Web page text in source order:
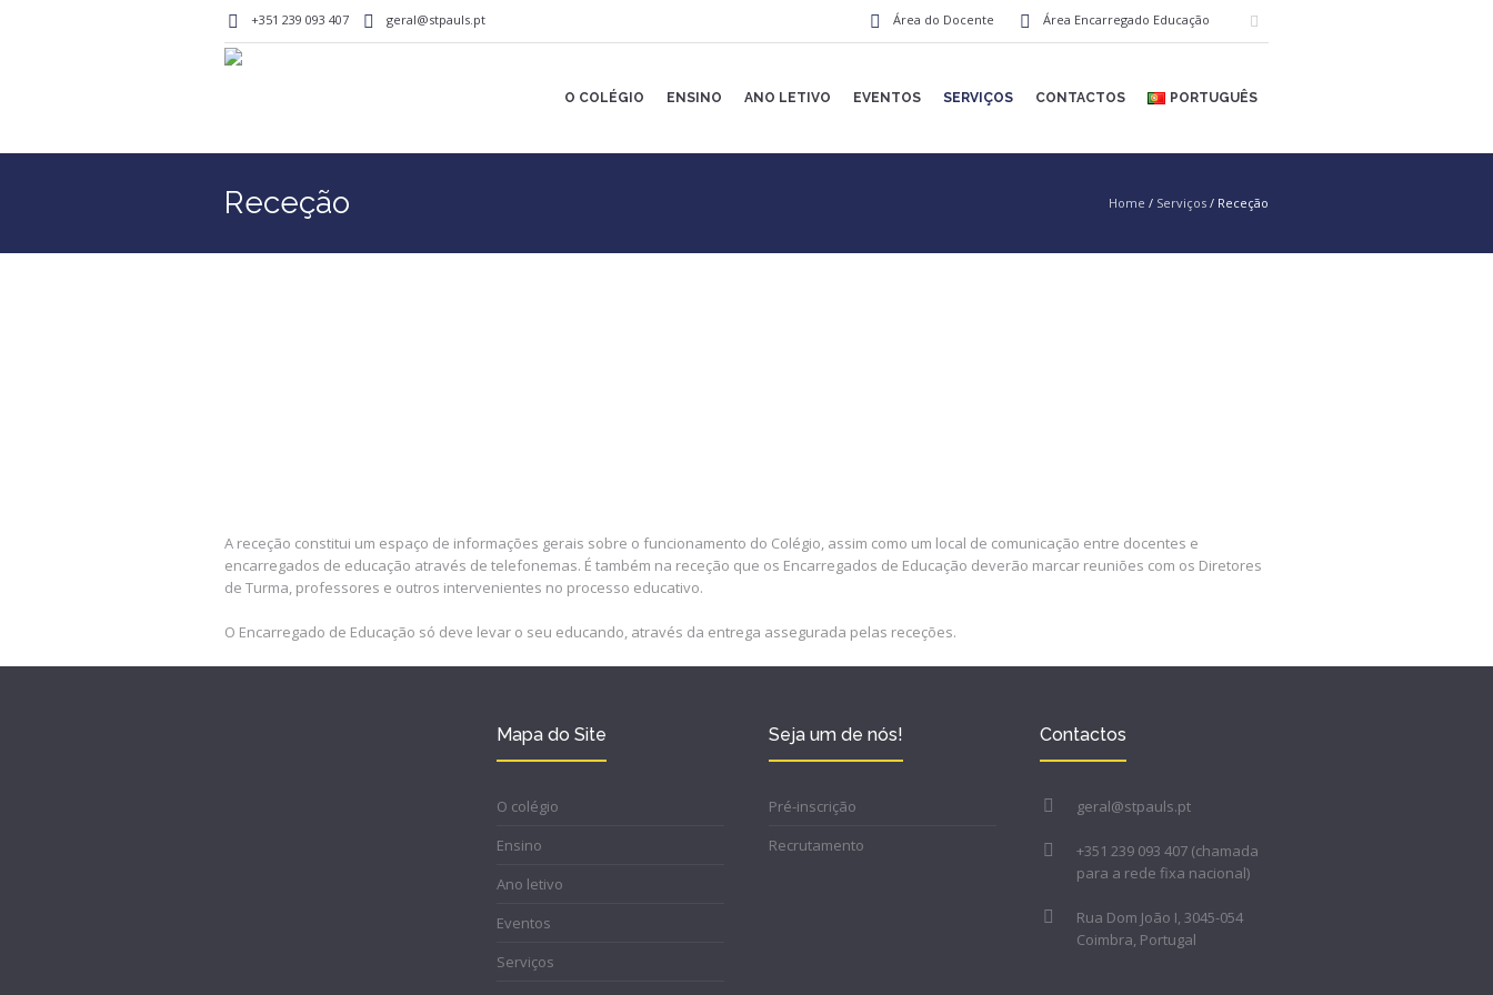
+351 239 093 407 geral@stpauls.pt Área Encarregado Educação
Área do Docente
O COLÉGIO ENSINO ANO LETIVO EVENTOS SERVIÇOS CONTACTOS PORTUGUÊS
Receção Home / Serviços / Receção
A receção constitui um espaço de informações gerais sobre o funcionamento do Colégio, assim como um local de comunicação entre docentes e
encarregados de educação através de telefonemas. É também na receção que os Encarregados de Educação deverão marcar reuniões com os Diretores
de Turma, professores e outros intervenientes no processo educativo.
O Encarregado de Educação só deve levar o seu educando, através da entrega assegurada pelas receções.
Mapa do Site
O colégio
Ensino
Ano letivo
Eventos
Serviços
Seja um de nós!
Pré-inscrição
Recrutamento
Contactos
geral@stpauls.pt
+351 239 093 407 (chamada
para a rede fixa nacional)
Rua Dom João I, 3045-054
Coimbra, Portugal